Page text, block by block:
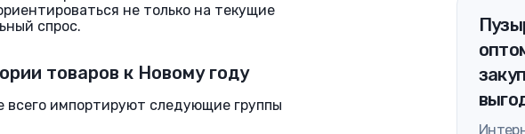
не только на текущие
спрос.
товаров к Новому году
импортируют следующие группы